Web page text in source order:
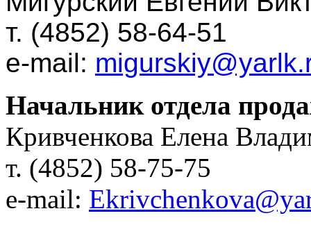
т. (4852) 58-64-51
e-mail:
Начальник отдела
Кривченкова Елена
т. (4852) 58-75-75
e-mail: